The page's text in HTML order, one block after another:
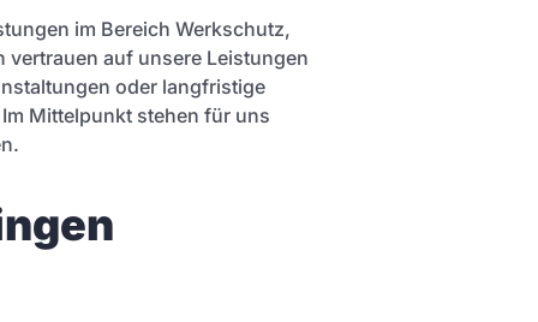
im Bereich Werkschutz,
auf unsere Leistungen
oder langfristige
Mittelpunkt stehen für uns